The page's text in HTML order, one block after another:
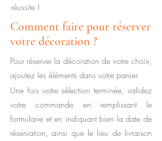
réussite !
Comment faire pour réserver
votre décoration ?
Pour réserver la décoration de votre choix,
ajoutez les éléments dans votre panier.
Une fois votre sélection terminée, validez
votre commande en remplissant le
formulaire et en indiquant bien la date de
réservation, ainsi que le lieu de livraison